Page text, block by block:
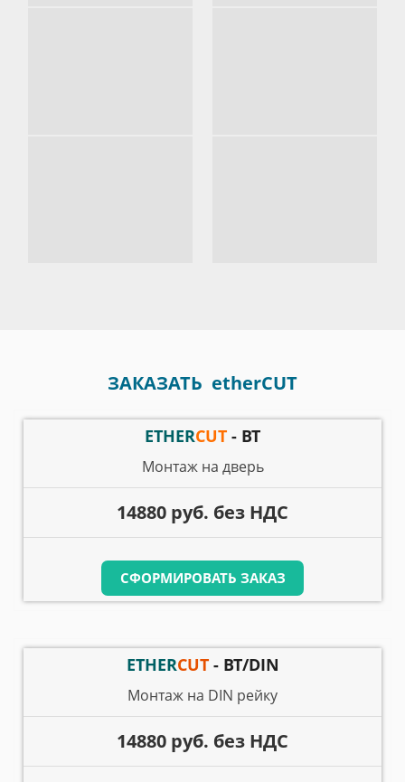
ЗАКАЗАТЬ etherCUT
ETHERCUT - BT
Монтаж на дверь
14880 руб. без НДС
СФОРМИРОВАТЬ ЗАКАЗ
ETHERCUT - BT/DIN
Монтаж на DIN рейку
14880 руб. без НДС